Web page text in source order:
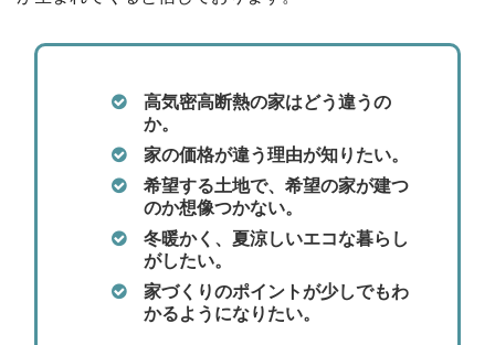
高気密高断熱の家はどう違うの
か。
家の価格が違う理由が知りたい。
希望する土地で、希望の家が建つ
のか想像つかない。
冬暖かく、夏涼しいエコな暮らし
がしたい。
家づくりのポイントが少しでもわ
かるようになりたい。